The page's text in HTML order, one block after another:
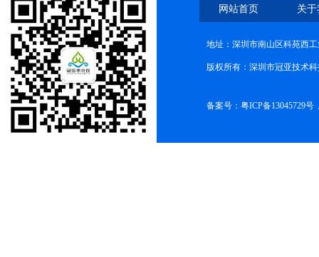
网站首页 关
地址：深圳市南山区科苑西
版权所有：深圳市冠亚技术
备案号： 粤ICP备13045729号